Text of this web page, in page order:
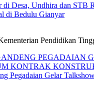
Desa, Undhira dan STB
di Bedulu Gianyar
Pendidikan
Pegadaian Gelar